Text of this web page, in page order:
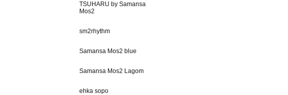
TSUHARU by Samansa
Mos2
sm2rhythm
Samansa Mos2 blue
Samansa Mos2 Lagom
ehka sopo